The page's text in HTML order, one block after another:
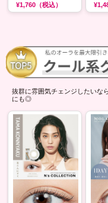
¥1,760 （税込）
抜群に雰囲気チェンジしたいな
にも◎